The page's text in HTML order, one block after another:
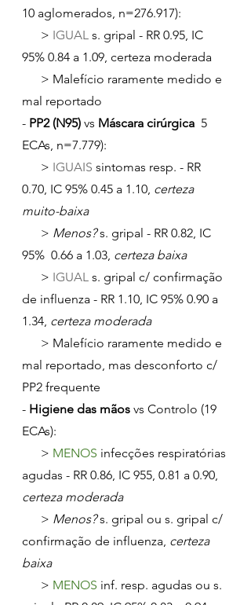
10 aglomerados, n=276.917):
      >
IGUAL s. gripal - RR 0.95, IC
95% 0.84 a 1.09, certeza moderada
mal reportado
- PP2 (N95) vs Máscara cirúrgica
  5
ECAs, n=7.779):
      >
IGUAIS sintomas resp. - RR
0.70, IC 95% 0.45 a 1.10, certeza
muito-baixa
      >
Menos? s. gripal - RR 0.82, IC
95%  0.66 a 1.03, certeza baixa
      >
IGUAL s. gripal c/ confirmação
de influenza - RR 1.10, IC 95% 0.90 a
1.34, certeza moderada
mal reportado, mas desconforto c/
PP2 frequente
- Higiene das mãos vs Controlo (19
ECAs):
      >
MENOS infecções respiratórias
agudas - RR 0.86, IC 955, 0.81 a 0.90,
certeza moderada
      >
Menos? s. gripal ou s. gripal c/
confirmação de influenza, certeza
baixa
      >
MENOS inf. resp. agudas ou s.